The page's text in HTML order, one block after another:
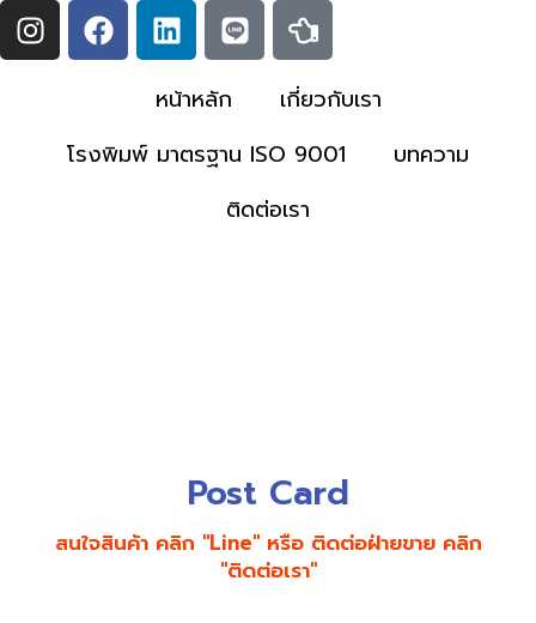
Skip
to
I
n
s
F
a
c
o
L
i
n
k
d
L
i
n
H
a
n
d
p
o
i
หน้าหลัก
เกี่ยวกับเรา
โรงพิมพ์ มาตรฐาน ISO 9001
บทความ
ติดต่อเรา
Post Card
สนใจสินค้า คลิก "Line" หรือ ติดต่อฝ่ายขาย คลิก
"ติดต่อเรา"